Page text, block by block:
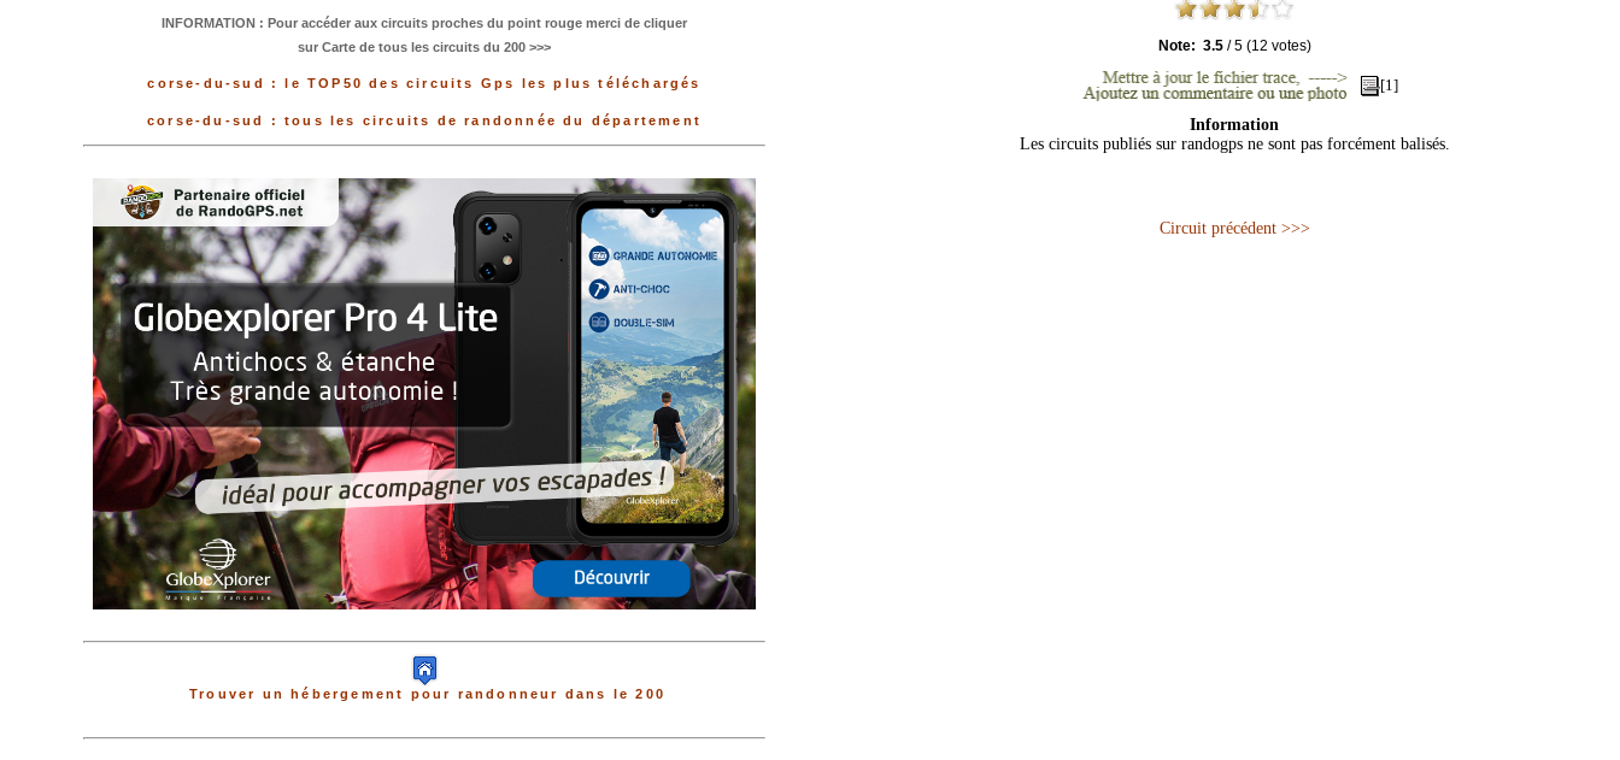
INFORMATION : Pour accéder aux circuits proches du point rouge merci de cliquer
sur Carte de tous les circuits du 200 >>>
corse-du-sud : le TOP50 des circuits Gps les plus téléchargés
corse-du-sud : tous les circuits de randonnée du département
Trouver un hébergement pour randonneur dans le 200
Note: 3.5/5(12 votes)
[1]
Information
Les circuits publiés sur randogps ne sont pas forcément balisés.
Circuit précédent >>>